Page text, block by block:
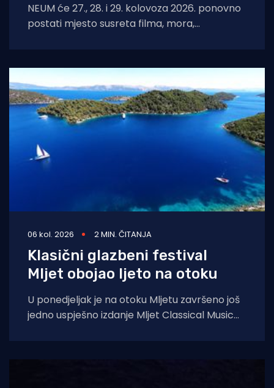
NEUM će 27., 28. i 29. kolovoza 2026. ponovno
postati mjesto susreta filma, mora,
06 kol. 2026 2 MIN. ČITANJA
Klasični glazbeni festival
Mljet obojao ljeto na otoku
U ponedjeljak je na otoku Mljetu završeno još
jedno uspješno izdanje Mljet Classical Music